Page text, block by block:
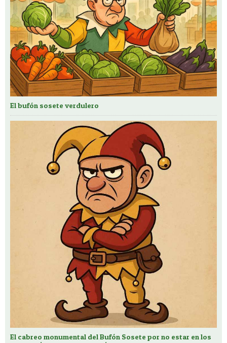
El bufón sosete verdulero
El cabreo monumental del Bufón Sosete por no estar en los